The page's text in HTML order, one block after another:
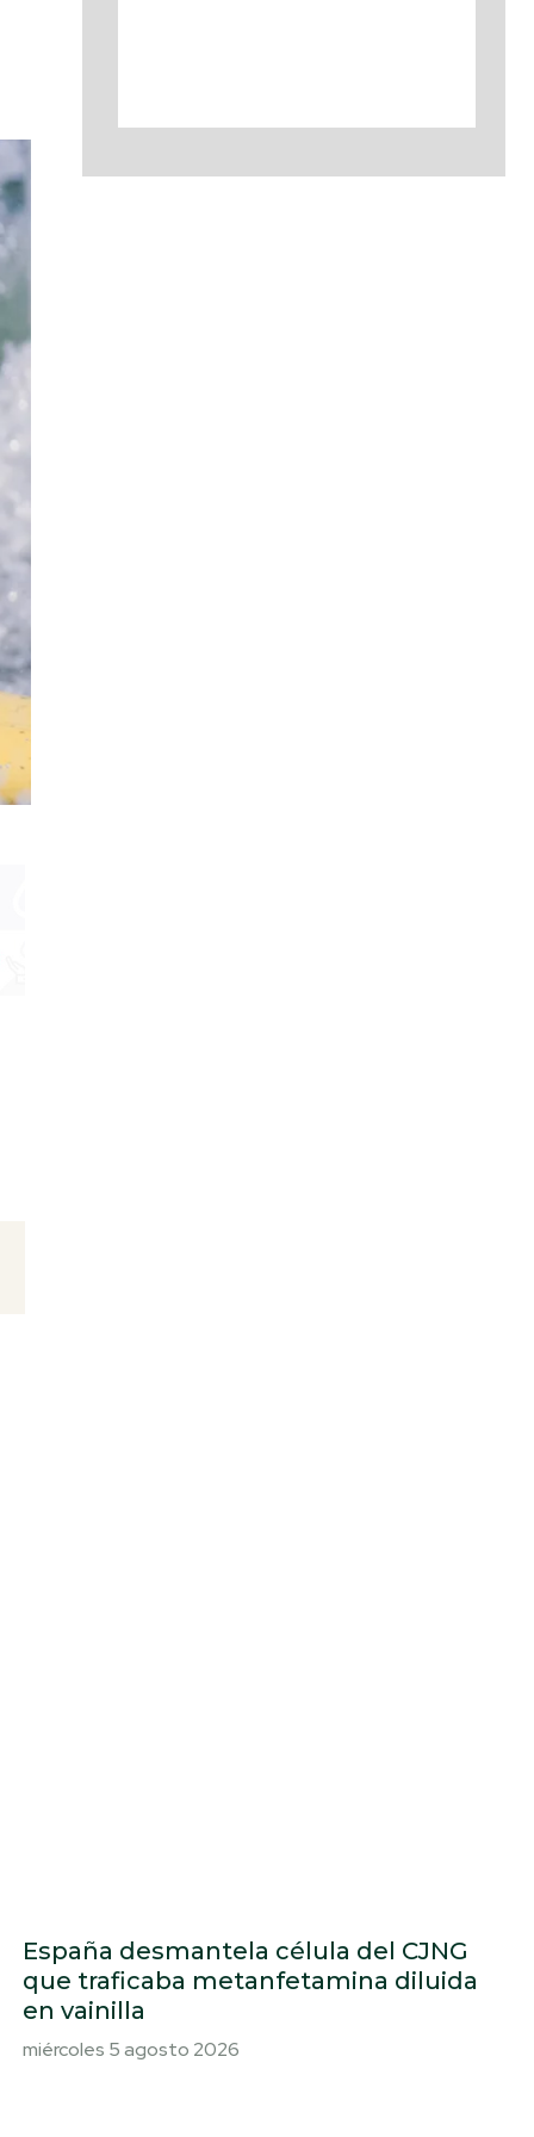
España desmantela célula del CJNG
que traficaba metanfetamina diluida
en vainilla
miércoles 5 agosto 2026